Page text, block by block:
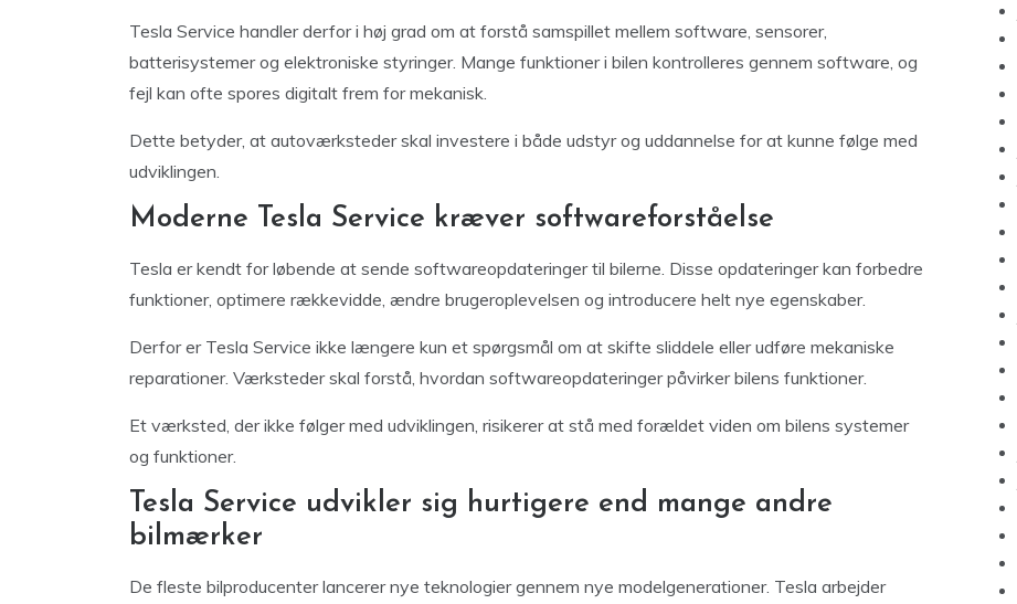
Tesla Service handler derfor i høj grad om at forstå samspillet mellem software, sensorer,
batterisystemer og elektroniske styringer. Mange funktioner i bilen kontrolleres gennem software, og
fejl kan ofte spores digitalt frem for mekanisk.
Dette betyder, at autoværksteder skal investere i både udstyr og uddannelse for at kunne følge med
udviklingen.
Moderne Tesla Service kræver softwareforståelse
Tesla er kendt for løbende at sende softwareopdateringer til bilerne. Disse opdateringer kan forbedre
funktioner, optimere rækkevidde, ændre brugeroplevelsen og introducere helt nye egenskaber.
Derfor er Tesla Service ikke længere kun et spørgsmål om at skifte sliddele eller udføre mekaniske
reparationer. Værksteder skal forstå, hvordan softwareopdateringer påvirker bilens funktioner.
Et værksted, der ikke følger med udviklingen, risikerer at stå med forældet viden om bilens systemer
og funktioner.
Tesla Service udvikler sig hurtigere end mange andre
bilmærker
De fleste bilproducenter lancerer nye teknologier gennem nye modelgenerationer. Tesla arbejder